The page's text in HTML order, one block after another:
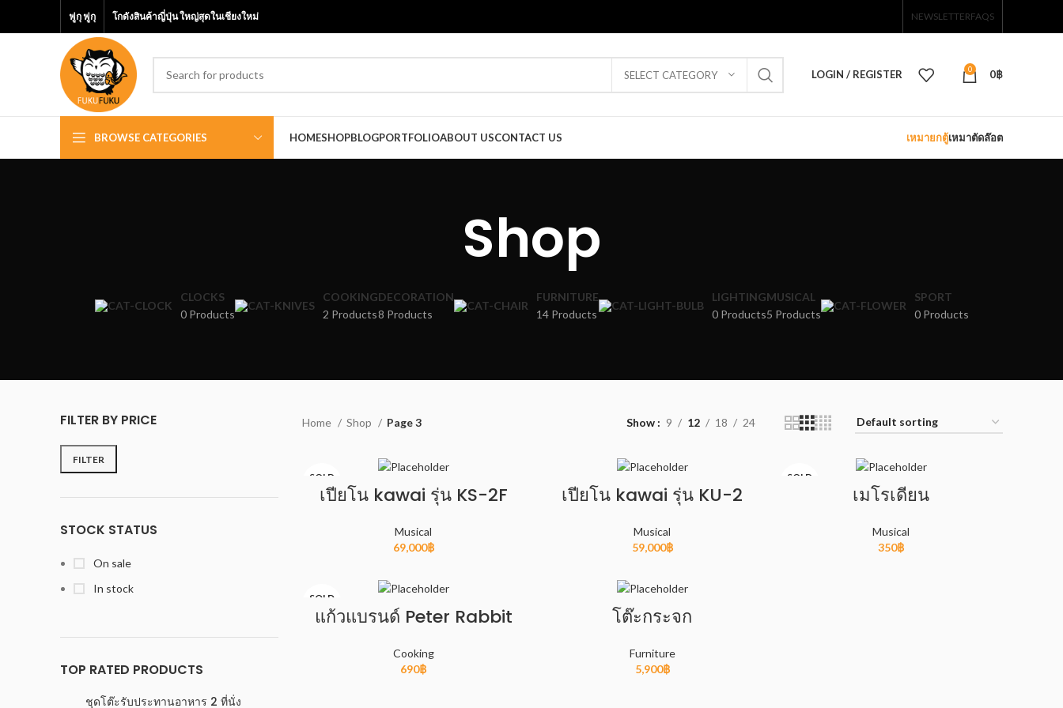
ฟูกุ ฟูกุ โกดังสินค้าญี่ปุ่น ใหญ่สุดในเชียงใหม่ NEWSLETTERFAQS
SELECT CATEGORY LOGIN / REGISTER 0 0฿
BROWSE CATEGORIES HOMESHOPBLOGPORTFOLIOABOUT USCONTACT US เหมายกตู้เหมาตัดล๊อต
Shop
CLOCKS
0 Products
COOKING
2 Products
DECORATION
8 Products
FURNITURE
14 Products
LIGHTING
0 Products
MUSICAL
5 Products
SPORT
0 Products
FILTER BY PRICE
FILTER
STOCK STATUS
On sale
In stock
TOP RATED PRODUCTS
ชุดโต๊ะรับประทานอาหาร 2 ที่นั่ง
Home Shop Page 3 Show 9 12 18 24
SOLD
OUT
เปียโน kawai รุ่น KS-2F
Musical
69,000฿
เปียโน kawai รุ่น KU-2
Musical
59,000฿
SOLD
เมโรเดียน
Musical
350฿
SOLD
OUT
แก้วแบรนด์ Peter Rabbit
Cooking
690฿
โต๊ะกระจก
Furniture
5,900฿